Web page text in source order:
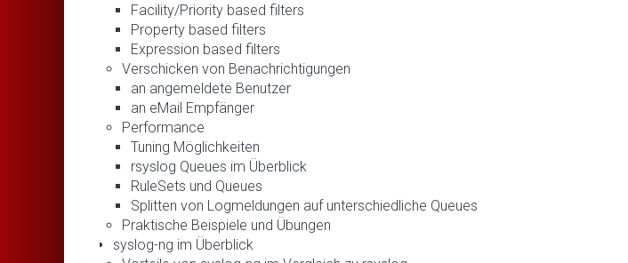
Facility/Priority based filters
Property based filters
Expression based filters
Verschicken von Benachrichtigungen
an angemeldete Benutzer
an eMail Empfänger
Performance
Tuning Möglichkeiten
rsyslog Queues im Überblick
RuleSets und Queues
Splitten von Logmeldungen auf unterschiedliche Queues
Praktische Beispiele und Übungen
syslog-ng im Überblick